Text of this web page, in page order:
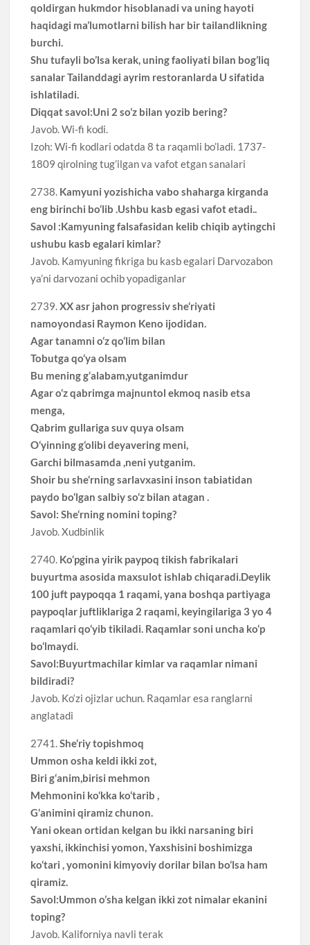
qoldirgan hukmdor hisoblanadi va uning hayoti
haqidagi ma’lumotlarni bilish har bir tailandlikning
burchi.
Shu tufayli bo’lsa kerak, uning faoliyati bilan bog’liq
sanalar Tailanddagi ayrim restoranlarda U sifatida
ishlatiladi.
Diqqat savol:Uni 2 so’z bilan yozib bering?
Javob. Wi-fi kodi.
Izoh: Wi-fi kodlari odatda 8 ta raqamli bo’ladi. 1737-
1809 qirolning tug’ilgan va vafot etgan sanalari
2738. Kamyuni yozishicha vabo shaharga kirganda
eng birinchi bo‘lib .Ushbu kasb egasi vafot etadi..
Savol :Kamyuning falsafasidan kelib chiqib aytingchi
ushubu kasb egalari kimlar?
Javob. Kamyuning fikriga bu kasb egalari Darvozabon
ya’ni darvozani ochib yopadiganlar
2739.XX asr jahon progressiv she‘riyati
namoyondasi Raymon Keno ijodidan.
Agar tanamni o‘z qo‘lim bilan
Tobutga qo‘ya olsam
Bu mening g‘alabam,yutganimdur
Agar o‘z qabrimga majnuntol ekmoq nasib etsa
menga,
Qabrim gullariga suv quya olsam
O‘yinning g‘olibi deyavering meni,
Garchi bilmasamda ,neni yutganim.
Shoir bu she‘rning sarlavxasini inson tabiatidan
paydo bo‘lgan salbiy so‘z bilan atagan .
Savol: She‘rning nomini toping?
Javob. Xudbinlik
2740. Ko‘pgina yirik paypoq tikish fabrikalari
buyurtma asosida maxsulot ishlab chiqaradi.Deylik
100 juft paypoqqa 1 raqami, yana boshqa partiyaga
paypoqlar juftliklariga 2 raqami, keyingilariga 3 yo 4
raqamlari qo‘yib tikiladi. Raqamlar soni uncha ko‘p
bo‘lmaydi.
Savol:Buyurtmachilar kimlar va raqamlar nimani
bildiradi?
Javob. Ko‘zi ojizlar uchun. Raqamlar esa ranglarni
anglatadi
2741.She‘riy topishmoq
Ummon osha keldi ikki zot,
Biri g‘anim,birisi mehmon
Mehmonini ko‘kka ko‘tarib ,
G‘animini qiramiz chunon.
Yani okean ortidan kelgan bu ikki narsaning biri
yaxshi, ikkinchisi yomon, Yaxshisini boshimizga
ko‘tari , yomonini kimyoviy dorilar bilan bo‘lsa ham
qiramiz.
Savol:Ummon o’sha kelgan ikki zot nimalar ekanini
toping?
Javob. Kaliforniya navli terak